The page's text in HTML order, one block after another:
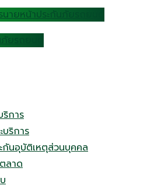
ายหน้าประกันภัยรถยนต์
ยรถยนต์
การ
บริการ
กันอุบัติเหตุส่วนบุคคล
ลาด